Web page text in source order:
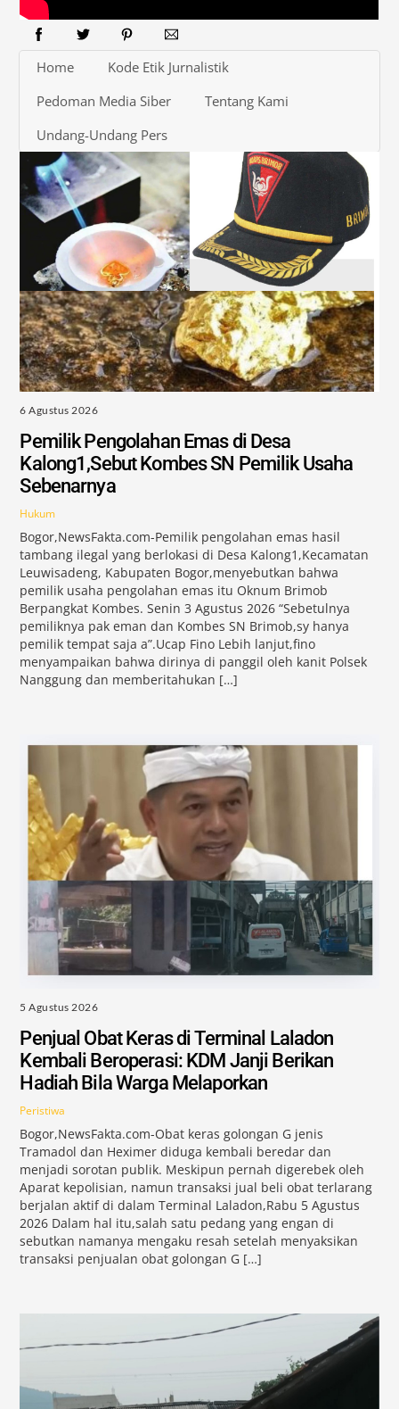
Home
Kode Etik Jurnalistik
Pedoman Media Siber
Tentang Kami
Undang-Undang Pers
6 Agustus 2026
Pemilik Pengolahan Emas di Desa
Kalong1,Sebut Kombes SN Pemilik Usaha
Sebenarnya
Hukum
Bogor,NewsFakta.com-Pemilik pengolahan emas hasil
tambang ilegal yang berlokasi di Desa Kalong1,Kecamatan
Leuwisadeng, Kabupaten Bogor,menyebutkan bahwa
pemilik usaha pengolahan emas itu Oknum Brimob
Berpangkat Kombes. Senin 3 Agustus 2026 “Sebetulnya
pemiliknya pak eman dan Kombes SN Brimob,sy hanya
pemilik tempat saja a”.Ucap Fino Lebih lanjut,fino
menyampaikan bahwa dirinya di panggil oleh kanit Polsek
Nanggung dan memberitahukan […]
5 Agustus 2026
Penjual Obat Keras di Terminal Laladon
Kembali Beroperasi: KDM Janji Berikan
Hadiah Bila Warga Melaporkan
Peristiwa
Bogor,NewsFakta.com-Obat keras golongan G jenis
Tramadol dan Heximer diduga kembali beredar dan
menjadi sorotan publik. Meskipun pernah digerebek oleh
Aparat kepolisian, namun transaksi jual beli obat terlarang
berjalan aktif di dalam Terminal Laladon,Rabu 5 Agustus
2026 Dalam hal itu,salah satu pedang yang engan di
sebutkan namanya mengaku resah setelah menyaksikan
transaksi penjualan obat golongan G […]